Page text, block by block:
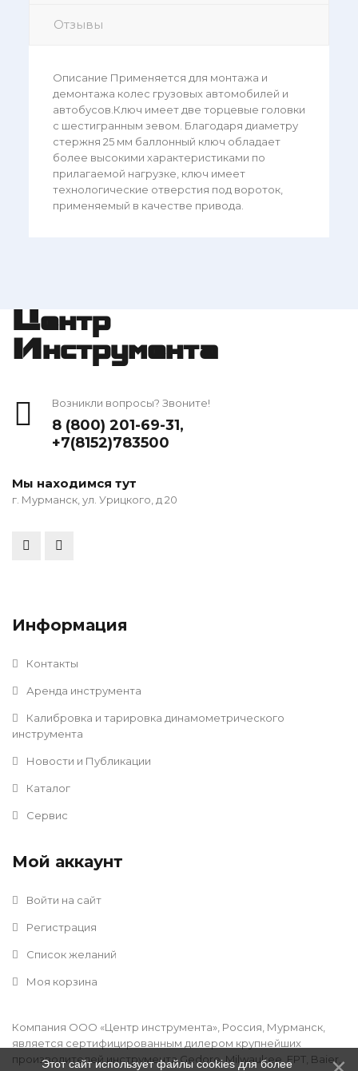
Отзывы
Описание Применяется для монтажа и
демонтажа колес грузовых автомобилей и
автобусов.Ключ имеет две торцевые головки
с шестигранным зевом. Благодаря диаметру
стержня 25 мм баллонный ключ обладает
более высокими характеристиками по
прилагаемой нагрузке, ключ имеет
технологические отверстия под вороток,
применяемый в качестве привода.
Центр
Инструмента
Возникли вопросы? Звоните!
8 (800) 201-69-31,
+7(8152)783500
Мы находимся тут
г. Мурманск, ул. Урицкого, д 20
Информация
Контакты
Аренда инструмента
Калибровка и тарировка динамометрического
инструмента
Новости и Публикации
Каталог
Сервис
Мой аккаунт
Войти на сайт
Регистрация
Список желаний
Моя корзина
Компания ООО «Центр инструмента», Россия, Мурманск,
является сертифицированным дилером крупнейших
производителей инструмента Gedore, Milwaukee, FPT, Baier,
Этот сайт использует файлы cookies для более